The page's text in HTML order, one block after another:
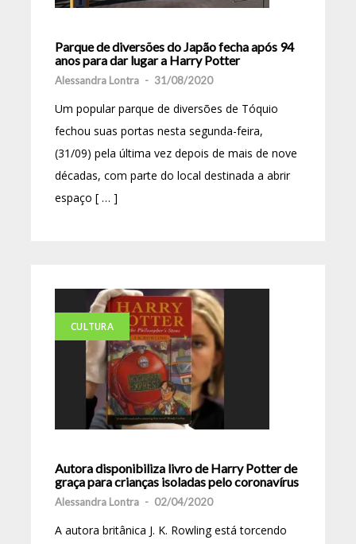
Parque de diversões do Japão fecha após 94
anos para dar lugar a Harry Potter
Alessandra Lontra - 31/08/2020
Um popular parque de diversões de Tóquio
fechou suas portas nesta segunda-feira,
(31/09) pela última vez depois de mais de nove
décadas, com parte do local destinada a abrir
espaço [ … ]
CULTURA
Autora disponibiliza livro de Harry Potter de
graça para crianças isoladas pelo coronavírus
Alessandra Lontra - 02/04/2020
A autora britânica J. K. Rowling está torcendo